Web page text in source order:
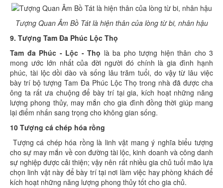
Tượng Quan Âm Bồ Tát là hiện thân của lòng từ bi, nhân hậu
9. Tượng Tam Đa Phúc Lộc Thọ
Tam đa Phúc - Lộc - Thọ là ba pho tượng hiện thân cho 3
mong ước lớn nhất của đời người đó chính là gia đình hạnh
phúc, tài lộc dồi dào và sống lâu trăm tuổi, do vậy từ lâu việc
bày trí bộ tượng Tam Đa Phúc Lộc Thọ trong nhà đã được cha
ông ta rất ưa chuộng để bày trí tại gia, kích hoạt những năng
lượng phong thủy, may mắn cho gia đình đồng thời giúp mang
lại điểm nhấn sang trọng cho không gian sống.
10 Tượng cá chép hóa rồng
Tượng cá chép hóa rồng là linh vật mang ý nghĩa biểu tượng
cho sự may mắn về con đường tài lộc, kinh doanh và công danh
sự nghiệp được cải thiện; vậy nên rất nhiều gia chủ tuổi mão lựa
chọn linh vật này để bày trí tại nơi làm việc hay phòng khách để
kích hoạt những năng lượng phong thủy tốt cho gia chủ.